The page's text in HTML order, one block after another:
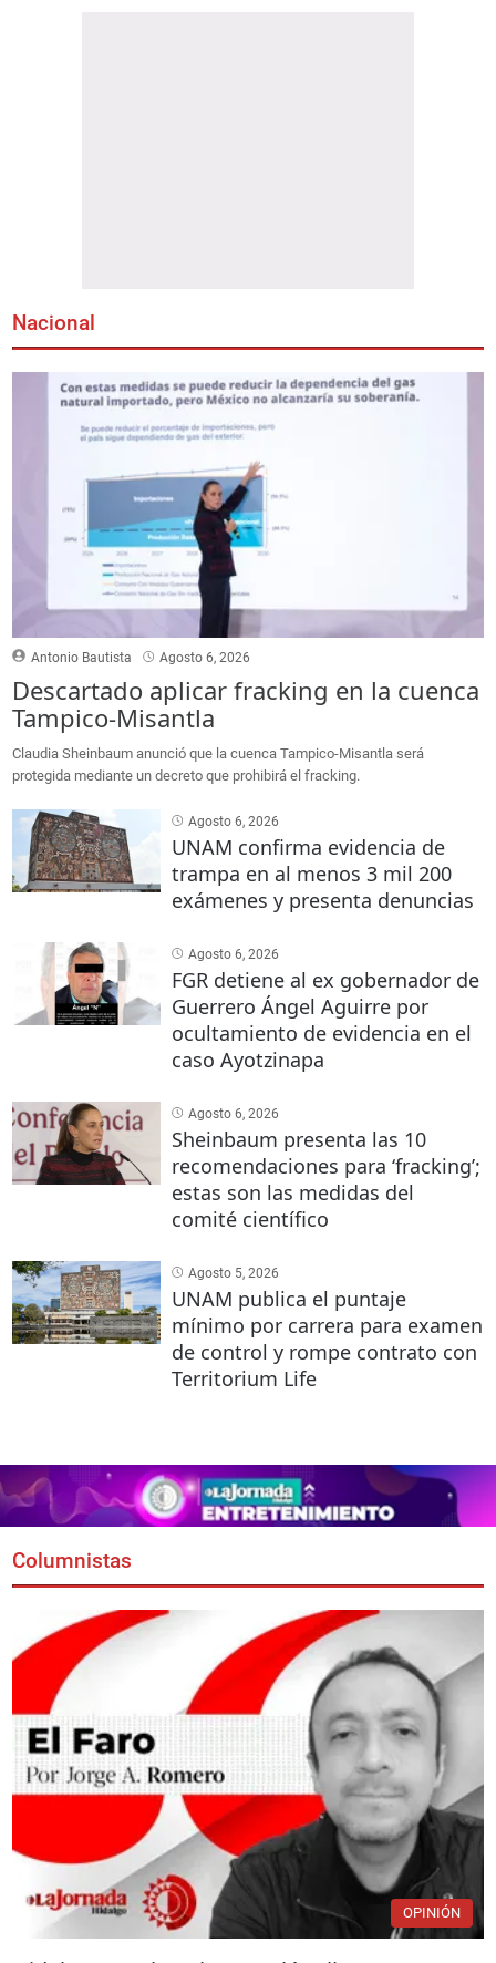
Nacional
Antonio Bautista Agosto 6, 2026
Descartado aplicar fracking en la cuenca
Tampico-Misantla
Claudia Sheinbaum anunció que la cuenca Tampico-Misantla será
protegida mediante un decreto que prohibirá el fracking.
Agosto 6, 2026
UNAM confirma evidencia de
trampa en al menos 3 mil 200
exámenes y presenta denuncias
Agosto 6, 2026
FGR detiene al ex gobernador de
Guerrero Ángel Aguirre por
ocultamiento de evidencia en el
caso Ayotzinapa
Agosto 6, 2026
Sheinbaum presenta las 10
recomendaciones para ‘fracking’;
estas son las medidas del
comité científico
Agosto 5, 2026
UNAM publica el puntaje
mínimo por carrera para examen
de control y rompe contrato con
Territorium Life
Columnistas
OPINIÓN